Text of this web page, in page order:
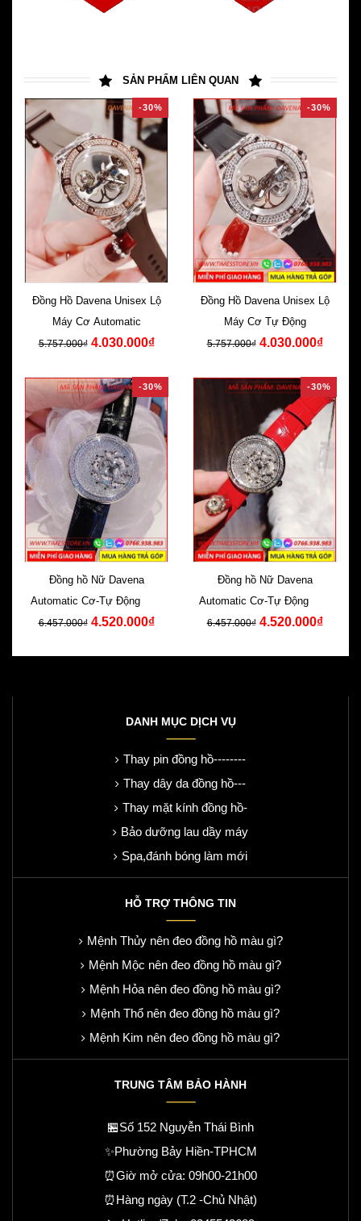
SẢN PHẨM LIÊN QUAN
-30%
Đồng Hồ Davena Unisex Lộ
Máy Cơ Automatic
5.757.000₫ 4.030.000₫
-30%
Đồng Hồ Davena Unisex Lộ
Máy Cơ Tự Động
5.757.000₫ 4.030.000₫
-30%
Đồng hồ Nữ Davena
Automatic Cơ-Tự Động Dây
Da Đen Swarovski
6.457.000₫ 4.520.000₫
-30%
Đồng hồ Nữ Davena
Automatic Cơ-Tự Động Dây
Da Đỏ Swarovski
6.457.000₫ 4.520.000₫
DANH MỤC DỊCH VỤ
Thay pin đồng hồ--------
Thay dây da đồng hồ---
Thay mặt kính đồng hồ-
Bảo dưỡng lau dầy máy
Spa,đánh bóng làm mới
HỖ TRỢ THÔNG TIN
Mệnh Thủy nên đeo đồng hồ màu gì?
Mệnh Mộc nên đeo đồng hồ màu gì?
Mệnh Hỏa nên đeo đồng hồ màu gì?
Mệnh Thổ nên đeo đồng hồ màu gì?
Mệnh Kim nên đeo đồng hồ màu gì?
TRUNG TÂM BẢO HÀNH
🏪Số 152 Nguyễn Thái Bình
✨Phường Bảy Hiền-TPHCM
⏰Giờ mở cửa: 09h00-21h00
⏰Hàng ngày (T.2 -Chủ Nhật)